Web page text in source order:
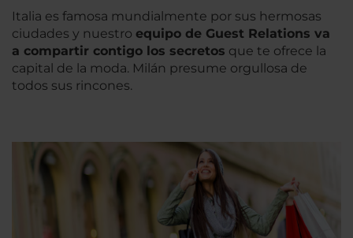
Italia es famosa mundialmente por sus hermosas
ciudades y nuestro equipo de Guest Relations va
a compartir contigo los secretos que te ofrece la
capital de la moda. Milán presume orgullosa de
todos sus rincones.